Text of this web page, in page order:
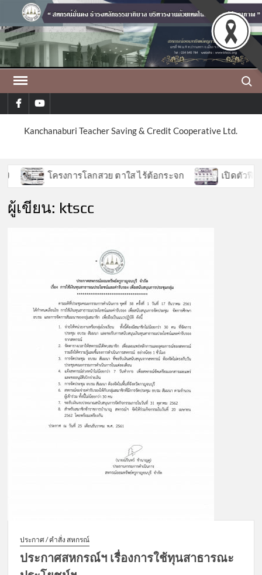
content
facebookyoutube
Kanchanaburi Teacher Saving & Credit Cooperative Ltd.
โครงการโลกสวย ตาใส ไร้ต้อกระจก เปิดตัวฟีเจอร์ให
ผู้เขียน: ktscc
ประกาศ / คำสั่ง สหกรณ์
ประกาศสหกรณ์ฯ เรื่องการใช้ทุนสาธารณะ